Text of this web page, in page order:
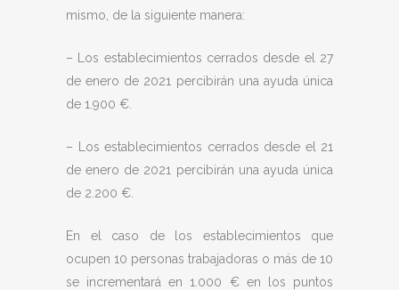
mismo, de la siguiente manera:
– Los establecimientos cerrados desde el 27
de enero de 2021 percibirán una ayuda única
de 1.900 €.
– Los establecimientos cerrados desde el 21
de enero de 2021 percibirán una ayuda única
de 2.200 €.
En el caso de los establecimientos que
ocupen 10 personas trabajadoras o más de 10
se incrementará en 1.000 € en los puntos